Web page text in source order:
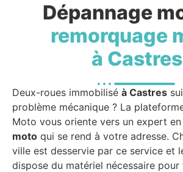
Dépannage
remorquage
à Castres
Deux-roues immobilisé à Castres
problème mécanique ? La
Moto vous oriente vers un expert en
moto qui se rend à votre adresse.
ville est desservie par ce service et
dispose du matériel nécessaire